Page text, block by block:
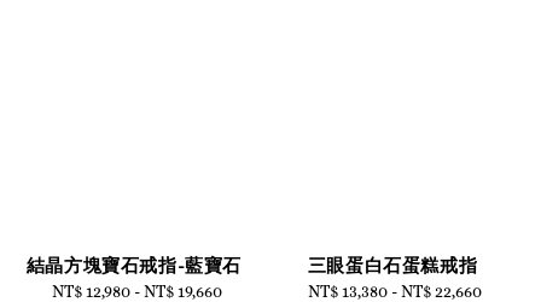
結晶方塊寶石戒指-藍寶石
Regular
NT$ 12,980-NT$ 19,660
三眼蛋白石蛋糕戒指
Regular
NT$ 13,380 -NT$ 22,660